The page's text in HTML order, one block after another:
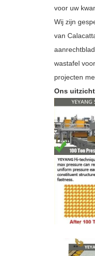
voor uw
Wij zijn
van
wastafel
projecten
Ons